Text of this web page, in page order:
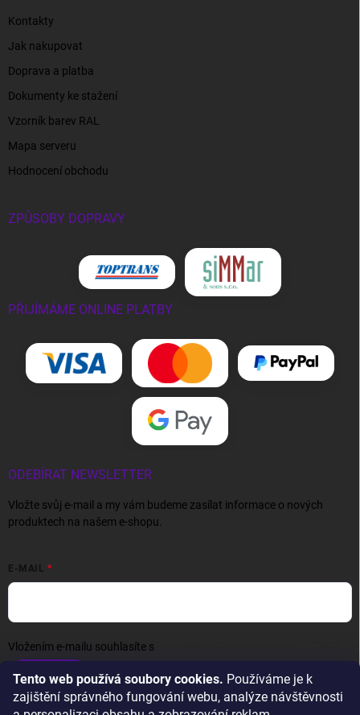
Tento web používá soubory cookies. Používáme je k
zajištění správného fungování webu, analýze návštěvnosti
Kontakty
Jak nakupovat
Doprava a platba
Dokumenty ke stažení
Vzorník barev RAL
Mapa serveru
Hodnocení obchodu
ZPŮSOBY DOPRAVY
PŘIJÍMÁME ONLINE PLATBY
ODEBÍRAT NEWSLETTER
Vložte svůj e-mail a my vám budeme zasílat informace o nových
produktech na našem e-shopu.
E-MAIL
Vložením e-mailu souhlasíte s
Přihlásit se